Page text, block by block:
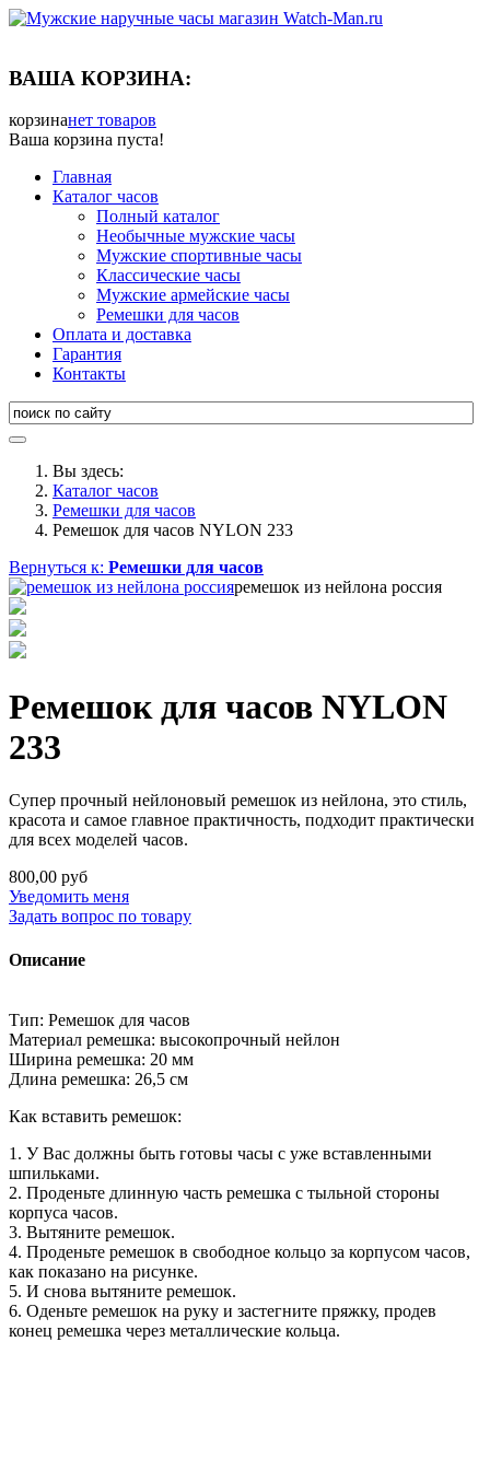
ВАША КОРЗИНА:
корзинанет товаров
Ваша корзина пуста!
Главная
Каталог часов
Полный каталог
Необычные мужские часы
Мужские спортивные часы
Классические часы
Мужские армейские часы
Ремешки для часов
Оплата и доставка
Гарантия
Контакты
Вы здесь:
Каталог часов
Ремешки для часов
Ремешок для часов NYLON 233
Вернуться к: Ремешки для часов
ремешок из нейлона россия
Ремешок для часов NYLON
233
Супер прочный нейлоновый ремешок из нейлона, это стиль,
красота и самое главное практичность, подходит практически
для всех моделей часов.
800,00 руб
Уведомить меня
Задать вопрос по товару
Описание
Тип: Ремешок для часов
Материал ремешка: высокопрочный нейлон
Ширина ремешка: 20 мм
Длина ремешка: 26,5 см
Как вставить ремешок:
1. У Вас должны быть готовы часы с уже вставленными
шпильками.
2. Проденьте длинную часть ремешка с тыльной стороны
корпуса часов.
3. Вытяните ремешок.
4. Проденьте ремешок в свободное кольцо за корпусом часов,
как показано на рисунке.
5. И снова вытяните ремешок.
6. Оденьте ремешок на руку и застегните пряжку, продев
конец ремешка через металлические кольца.